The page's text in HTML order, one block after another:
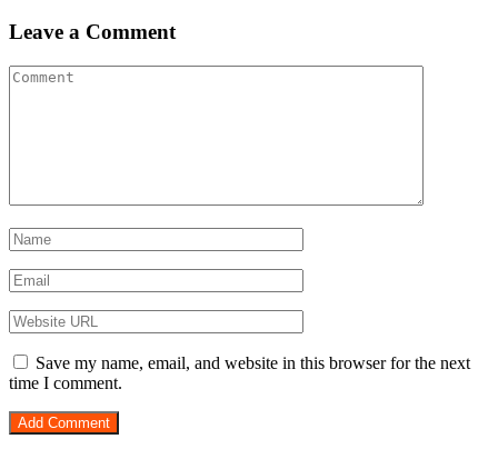
Leave a Comment
Save my name, email, and website in this browser for the next
time I comment.